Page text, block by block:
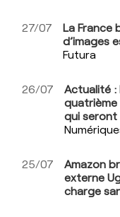
27/07
La France
d’images
Futura
26/07
Actualité :
quatrième
qui seront
25/07
Amazon
externe
charge